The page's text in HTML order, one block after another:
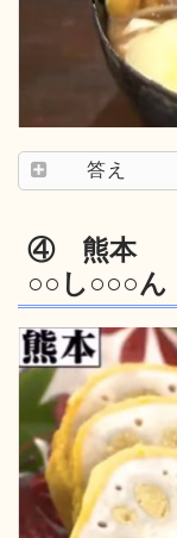
答え
④ 熊本
○○し○○○ん